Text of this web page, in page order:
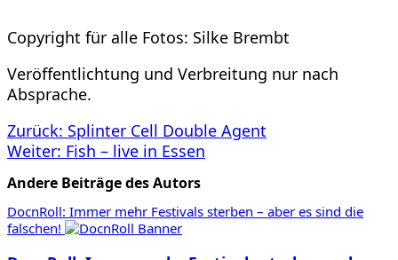
Copyright für alle Fotos: Silke Brembt
Veröffentlichtung und Verbreitung nur nach
Absprache.
Beitragsnavigation
Zurück: Splinter Cell Double Agent
Weiter: Fish – live in Essen
Andere Beiträge des Autors
DocnRoll: Immer mehr Festivals sterben – aber es sind die
falschen!